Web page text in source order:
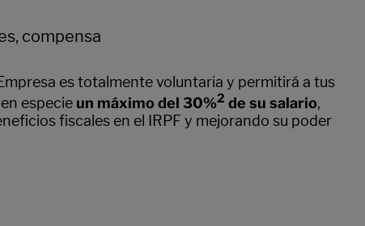
compensa
es totalmente voluntaria y permitirá a tus
especie un máximo del 30%2 de su salario,
fiscales en el IRPF y mejorando su poder